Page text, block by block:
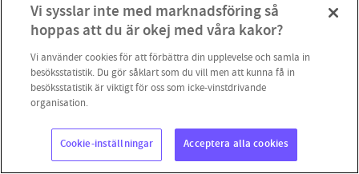
Stötta vårt arbete genom att swisha en slant till
1231368703
Läs vad vi vill göra
Vi sysslar inte med marknadsföring så
hoppas att du är okej med våra kakor?
Vi använder cookies för att förbättra din upplevelse och samla in
besöksstatistik. Du gör såklart som du vill men att kunna få in
besöksstatistik är viktigt för oss som icke-vinstdrivande
organisation.
Cookie-inställningar Acceptera alla cookies